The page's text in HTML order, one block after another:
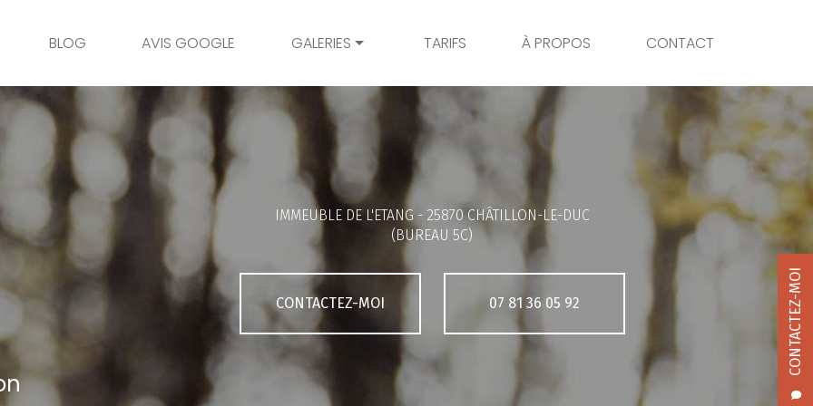
CONTACTEZ-MOI
BLOG AVIS GOOGLE GALERIES
Mariage
Grossesse
Bambins
Portrait
Galerie client
TARIFS À PROPOS CONTACT
IMMEUBLE DE L'ETANG - 25870 CHÂTILLON-LE-DUC
(BUREAU 5C)
CONTACTEZ-MOI 07 81 36 05 92